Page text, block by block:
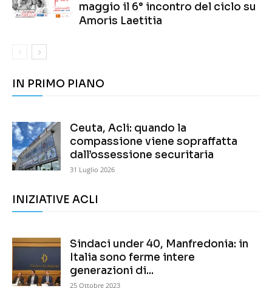
maggio il 6° incontro del ciclo su
Amoris Laetitia
IN PRIMO PIANO
Ceuta, Acli: quando la
compassione viene sopraffatta
dall’ossessione securitaria
31 Luglio 2026
INIZIATIVE ACLI
Sindaci under 40, Manfredonia: in
Italia sono ferme intere
generazioni di...
25 Ottobre 2023